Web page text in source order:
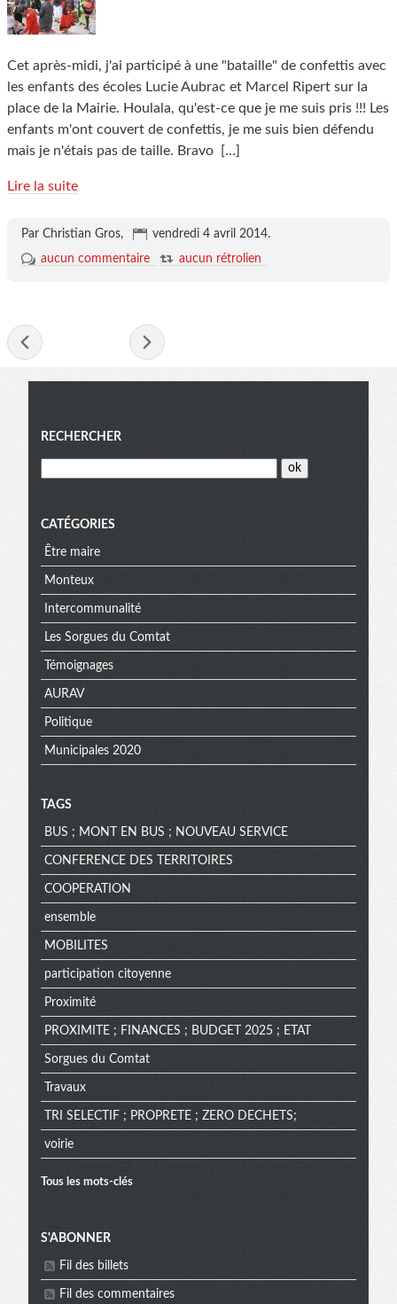
Cet après-midi, j'ai participé à une "bataille" de confettis avec
les enfants des écoles Lucie Aubrac et Marcel Ripert sur la
place de la Mairie. Houlala, qu'est-ce que je me suis pris !!! Les
enfants m'ont couvert de confettis, je me suis bien défendu
mais je n'étais pas de taille. Bravo
[…]
Lire la suite
Par Christian Gros, vendredi 4 avril 2014.
aucun commentaire
aucun rétrolien
Menu
RECHERCHER
CATÉGORIES
Être maire
Monteux
Intercommunalité
Les Sorgues du Comtat
Témoignages
AURAV
Politique
Municipales 2020
TAGS
BUS ; MONT EN BUS ; NOUVEAU SERVICE
CONFERENCE DES TERRITOIRES
COOPERATION
ensemble
MOBILITES
participation citoyenne
Proximité
PROXIMITE ; FINANCES ; BUDGET 2025 ; ETAT
Sorgues du Comtat
Travaux
TRI SELECTIF ; PROPRETE ; ZERO DECHETS;
voirie
Tous les mots-clés
Menu
S'ABONNER
Fil des billets
Fil des commentaires